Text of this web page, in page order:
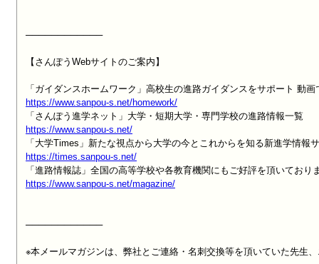
────────────
【さんぽうWebサイトのご案内】
https://www.sanpou-s.net/homework/
https://www.sanpou-s.net/
https://times.sanpou-s.net/
https://www.sanpou-s.net/magazine/
────────────
※本メールマガジンは、弊社とご連絡・名刺交換等を頂いていた先生